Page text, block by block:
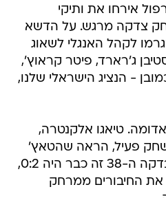
לקהל האנגלי לשאוג
ג'רארד, פיטר קראוץ',
- הנציג הישראלי שלנו,
טיאגו אלקנטרה,
את החיבורים ממרחק